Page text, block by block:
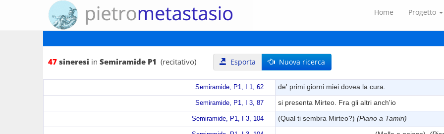
Home Progetto
47 sineresi in Semiramide P1 (recitativo) Esporta Nuova ricerca
Semiramide, P1, I 1, 62 de' primi giorni miei dovea la cura.
Semiramide, P1, I 3, 87 si presenta Mirteo. Fra gli altri anch'io
Semiramide, P1, I 3, 104 (Qual ti sembra Mirteo?)(Piano a Tamiri)